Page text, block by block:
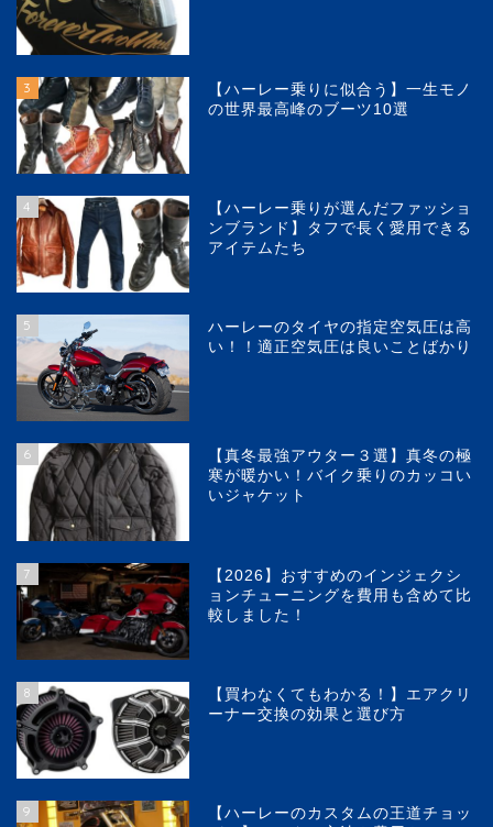
3
【ハーレー乗りに似合う】一生モノ
の世界最高峰のブーツ10選
4
【ハーレー乗りが選んだファッショ
ンブランド】タフで長く愛用できる
アイテムたち
5
ハーレーのタイヤの指定空気圧は高
い！！適正空気圧は良いことばかり
6
【真冬最強アウター３選】真冬の極
寒が暖かい！バイク乗りのカッコい
いジャケット
7
【2026】おすすめのインジェクシ
ョンチューニングを費用も含めて比
較しました！
8
【買わなくてもわかる！】エアクリ
ーナー交換の効果と選び方
9
【ハーレーのカスタムの王道チョッ